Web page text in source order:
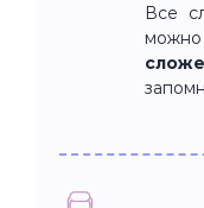
Все